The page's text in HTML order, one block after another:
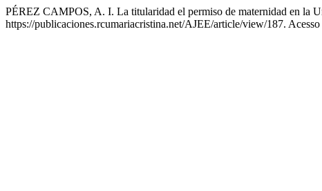
PÉREZ CAMPOS, A. I. La titularidad el permiso de maternidad en la
https://publicaciones.rcumariacristina.net/AJEE/article/view/187.